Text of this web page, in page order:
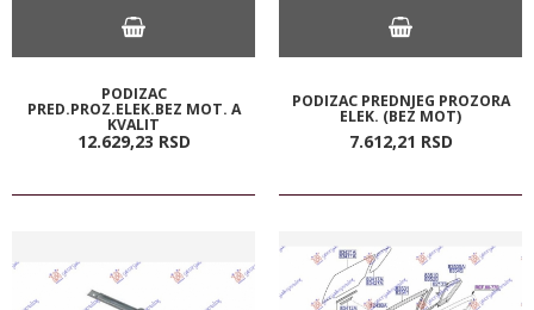
PODIZAC
PRED.PROZ.ELEK.BEZ MOT. A
KVALIT
12.629,23 RSD
PODIZAC PREDNJEG PROZORA
ELEK. (BEZ MOT)
7.612,21 RSD